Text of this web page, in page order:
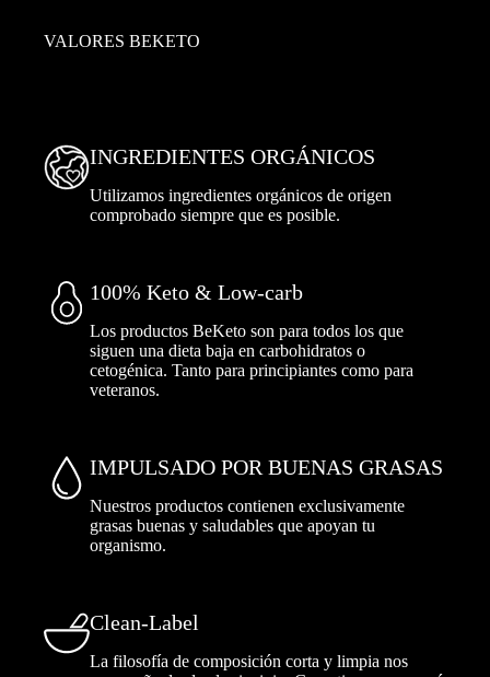
VALORES BEKETO
INGREDIENTES ORGÁNICOS
Utilizamos ingredientes orgánicos de origen
comprobado siempre que es posible.
100% Keto & Low-carb
Los productos BeKeto son para todos los que
siguen una dieta baja en carbohidratos o
cetogénica. Tanto para principiantes como para
veteranos.
IMPULSADO POR BUENAS GRASAS
Nuestros productos contienen exclusivamente
grasas buenas y saludables que apoyan tu
organismo.
Clean-Label
La filosofía de composición corta y limpia nos